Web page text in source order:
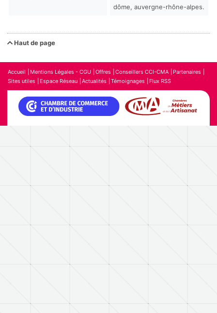
dôme, auvergne-rhône-alpes.
Haut de page
Accueil Mentions Légales - CGU Offres Conseillers CCI-CMA
Partenaires
Sites utiles
Espace Réseau Actualités Témoignages Flux RSS